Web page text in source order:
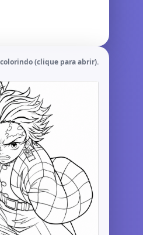
(clique para abrir).